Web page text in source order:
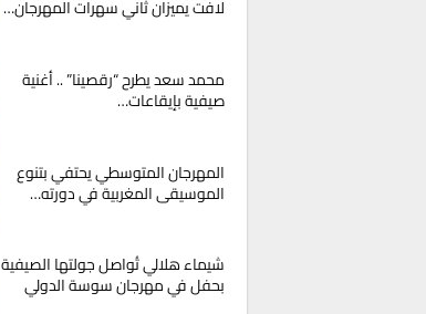
لافت يميزان ثاني سهرات المهرجان…
محمد سعد يطرح “رقصينا” .. أغنية
صيفية بإيقاعات…
المهرجان المتوسطي يحتفي بتنوع
الموسيقى المغربية في دورته…
شيماء هلالي تُواصل جولتها الصيفية
بحفل في مهرجان سوسة الدولي